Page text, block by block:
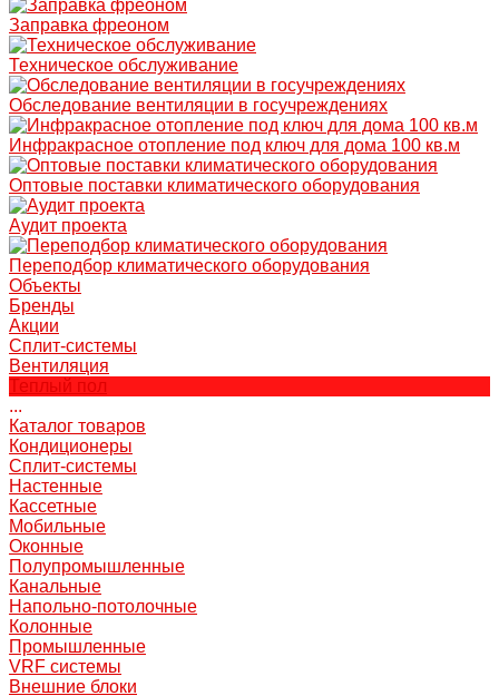
Заправка фреоном
Техническое обслуживание
Обследование вентиляции в госучреждениях
Инфракрасное отопление под ключ для дома 100 кв.м
Оптовые поставки климатического оборудования
Аудит проекта
Переподбор климатического оборудования
Объекты
Бренды
Акции
Сплит-системы
Вентиляция
Теплый пол
...
Каталог товаров
Кондиционеры
Сплит-системы
Настенные
Кассетные
Мобильные
Оконные
Полупромышленные
Канальные
Напольно-потолочные
Колонные
Промышленные
VRF системы
Внешние блоки